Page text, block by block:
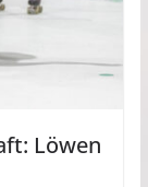
Löwen